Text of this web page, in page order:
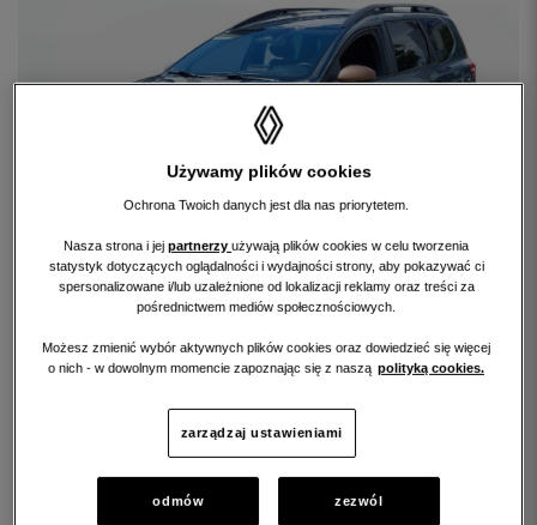
Rata (już od)
704 PLN/mc.
RRSO:
12,73 %
szczegóły
Używamy plików cookies
Ochrona Twoich danych jest dla nas priorytetem.
Nasza strona i jej partnerzy używają plików cookies w celu tworzenia
statystyk dotyczących oglądalności i wydajności strony, aby pokazywać ci
spersonalizowane i/lub uzależnione od lokalizacji reklamy oraz treści za
pośrednictwem mediów społecznościowych.
Możesz zmienić wybór aktywnych plików cookies oraz dowiedzieć się więcej
o nich - w dowolnym momencie zapoznając się z naszą polityką cookies.
zarządzaj ustawieniami
odmów zezwól